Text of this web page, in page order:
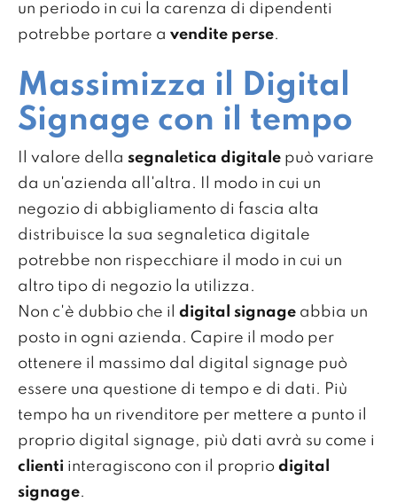
un periodo in cui la carenza di dipendenti
potrebbe portare a vendite perse.
Massimizza il Digital
Signage con il tempo
Il valore della segnaletica digitale può variare
da un'azienda all'altra. Il modo in cui un
negozio di abbigliamento di fascia alta
distribuisce la sua segnaletica digitale
potrebbe non rispecchiare il modo in cui un
altro tipo di negozio la utilizza.
Non c'è dubbio che il digital signage abbia un
posto in ogni azienda. Capire il modo per
ottenere il massimo dal digital signage può
essere una questione di tempo e di dati. Più
tempo ha un rivenditore per mettere a punto il
proprio digital signage, più dati avrà su come i
clienti interagiscono con il proprio digital
signage.